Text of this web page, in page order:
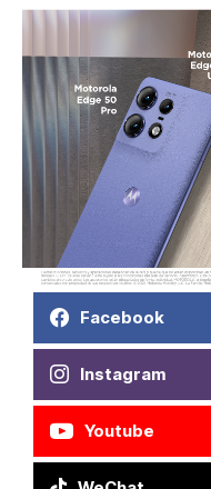
Facebook
Instagram
Youtube